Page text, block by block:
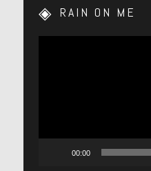
RAIN ON ME
00:00